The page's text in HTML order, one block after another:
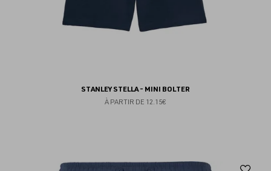
STANLEY STELLA - MINI BOLTER
À PARTIR DE 12.15€